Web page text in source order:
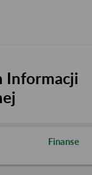
Informacji
Finanse